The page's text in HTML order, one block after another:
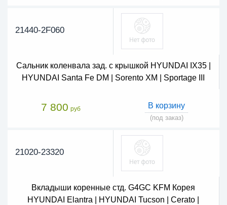
21440-2F060
Сальник коленвала зад. с крышкой HYUNDAI IX35 |
HYUNDAI Santa Fe DM | Sorento XM | Sportage III
7 800 руб В корзину
(под заказ)
21020-23320
Вкладыши коренные стд. G4GC KFM Корея
HYUNDAI Elantra | HYUNDAI Tucson | Cerato |